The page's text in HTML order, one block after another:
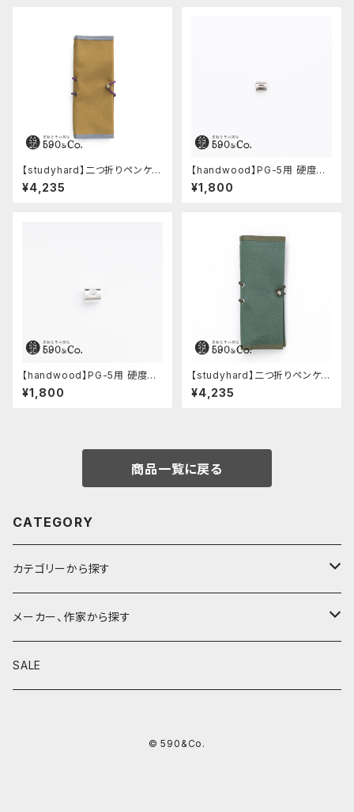
【studyhard】二つ折りペンケー
ス ミニマムコンパクトサイズ
(カーキ)
¥4,235
【handwood】PG-5用 硬度表
示窓 (ステンレス/楕円窓)
¥1,800
【handwood】PG-5用 硬度表
示窓 (超超ジュラルミン/正方形)
¥1,800
【studyhard】二つ折りペンケー
ス ミニマムコンパクトサイズ
(アクアブルー)
¥4,235
商品一覧に戻る
CATEGORY
カテゴリーから探す
鉛筆
鉛筆補助軸
メーカー、作家から探す
590&Co.
SALE
© 590&Co.